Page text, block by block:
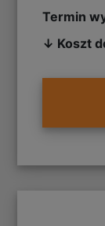
Termin
↓ Koszt